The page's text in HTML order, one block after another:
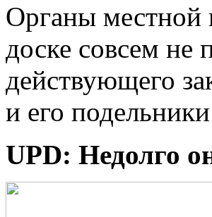
Органы местной
доске совсем не
действующего
и его
UPD: Недолго